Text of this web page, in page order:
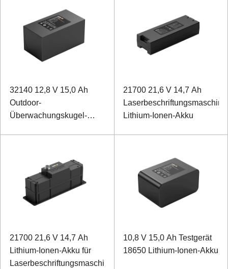
32140 12,8 V 15,0 Ah
Outdoor-
Überwachungskugel-
21700 21,6 V 14,7 Ah
Laserbeschriftungsmaschine
Lithium-Ionen-Akku
21700 21,6 V 14,7 Ah
Lithium-Ionen-Akku für
Laserbeschriftungsmaschine
10,8 V 15,0 Ah Testgerät
18650 Lithium-Ionen-Akku